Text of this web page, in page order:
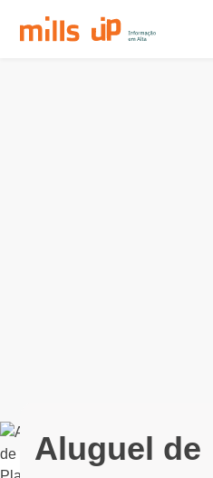
Aluguel de